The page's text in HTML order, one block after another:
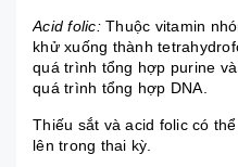
Acid folic: Thuộc vitamin
khử xuống thành
quá trình tổng hợp purine
quá trình tổng hợp DNA.
Thiếu sắt và acid folic có
lên trong thai kỳ.